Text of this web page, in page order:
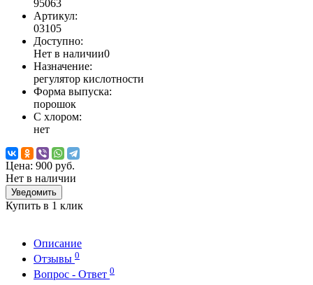
95063
Артикул:
03105
Доступно:
Нет в наличии0
Назначение:
регулятор кислотности
Форма выпуска:
порошок
С хлором:
нет
Цена: 900 руб.
Нет в наличии
Уведомить
Купить в 1 клик
Описание
Отзывы 0
Вопрос - Ответ 0